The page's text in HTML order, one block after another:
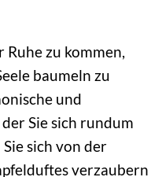
zu kommen,
baumeln zu
und
Sie sich rundum
sich von der
verzaubern